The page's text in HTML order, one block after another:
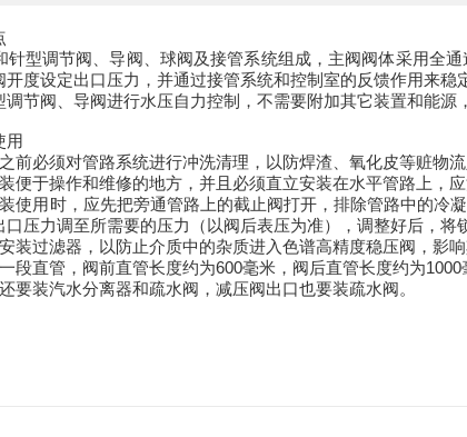
针型调节阀、导阀、球阀及接管系统组成，主阀阀体采用全
度设定出口压力，并通过接管系统和控制室的反馈作用来稳
节阀、导阀进行水压自力控制，不需要附加其它装置和能
用
前必须对管路系统进行冲洗清理，以防焊渣、氧化皮等赃物
便于操作和维修的地方，并且必须直立安装在水平管路上，
使用时，应先把旁通管路上的截止阀打开，排除管路中的
压力调至所需要的压力（以阀后表压为准），调整好后，将
装过滤器，以防止介质中的杂质进入色谱高精度稳压阀，影响
段直管，阀前直管长度约为600毫米，阀后直管长度约为1000
要装汽水分离器和疏水阀，减压阀出口也要装疏水阀。